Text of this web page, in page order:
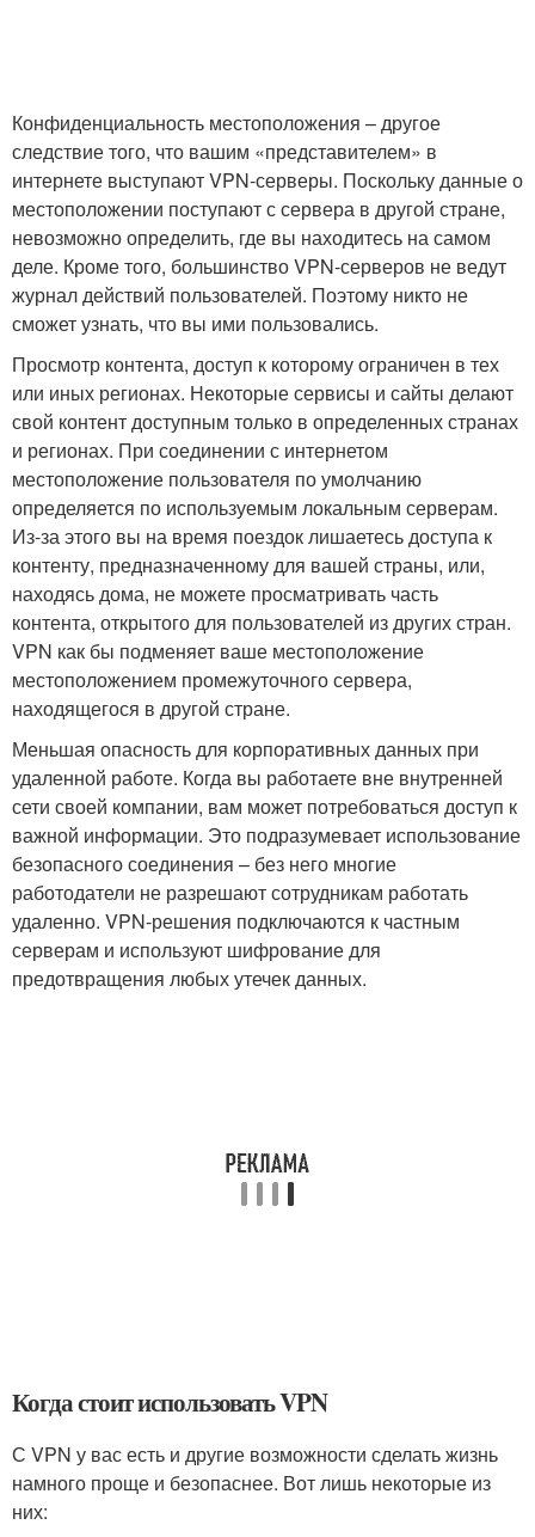
Конфиденциальность местоположения – другое
следствие того, что вашим «представителем» в
интернете выступают VPN-серверы. Поскольку данные о
местоположении поступают с сервера в другой стране,
невозможно определить, где вы находитесь на самом
деле. Кроме того, большинство VPN-серверов не ведут
журнал действий пользователей. Поэтому никто не
сможет узнать, что вы ими пользовались.
Просмотр контента, доступ к которому ограничен в тех
или иных регионах. Некоторые сервисы и сайты делают
свой контент доступным только в определенных странах
и регионах. При соединении с интернетом
местоположение пользователя по умолчанию
определяется по используемым локальным серверам.
Из-за этого вы на время поездок лишаетесь доступа к
контенту, предназначенному для вашей страны, или,
находясь дома, не можете просматривать часть
контента, открытого для пользователей из других стран.
VPN как бы подменяет ваше местоположение
местоположением промежуточного сервера,
находящегося в другой стране.
Меньшая опасность для корпоративных данных при
удаленной работе. Когда вы работаете вне внутренней
сети своей компании, вам может потребоваться доступ к
важной информации. Это подразумевает использование
безопасного соединения – без него многие
работодатели не разрешают сотрудникам работать
удаленно. VPN-решения подключаются к частным
серверам и используют шифрование для
предотвращения любых утечек данных.
Когда стоит использовать VPN
С VPN у вас есть и другие возможности сделать жизнь
намного проще и безопаснее. Вот лишь некоторые из
них: